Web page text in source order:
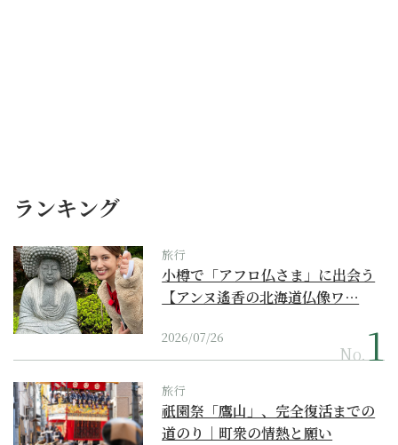
ランキング
旅行
小樽で「アフロ仏さま」に出会う
【アンヌ遙香の北海道仏像ワ…
2026/07/26
No.
旅行
祇園祭「鷹山」、完全復活までの
道のり｜町衆の情熱と願い